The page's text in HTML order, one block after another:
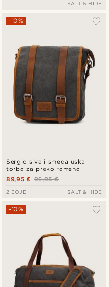
SALT & HIDE
Sergio siva i smeđa uska
torba za preko ramena
-10%
99,95 €
89,95 €
2 BOJE SALT & HIDE
-10%